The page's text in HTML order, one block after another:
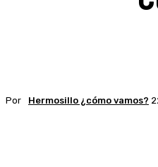
Por Hermosillo ¿cómo vamos?